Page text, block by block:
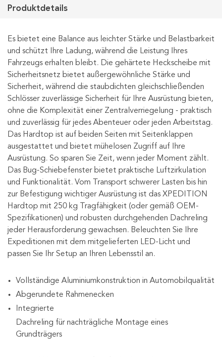
Produktdetails
Es bietet eine Balance aus leichter Stärke und Belastbarkeit
und schützt Ihre Ladung, während die Leistung Ihres
Fahrzeugs erhalten bleibt. Die gehärtete Heckscheibe mit
Sicherheitsnetz bietet außergewöhnliche Stärke und
Sicherheit, während die staubdichten gleichschließenden
Schlösser zuverlässige Sicherheit für Ihre Ausrüstung bieten,
ohne die Komplexität einer Zentralverriegelung - praktisch
und zuverlässig für jedes Abenteuer oder jeden Arbeitstag.
Das Hardtop ist auf beiden Seiten mit Seitenklappen
ausgestattet und bietet mühelosen Zugriff auf Ihre
Ausrüstung. So sparen Sie Zeit, wenn jeder Moment zählt.
Das Bug-Schiebefenster bietet praktische Luftzirkulation
und Funktionalität. Vom Transport schwerer Lasten bis hin
zur Befestigung wichtiger Ausrüstung ist das XPEDITION
Hardtop mit 250 kg Tragfähigkeit (oder gemäß OEM-
Spezifikationen) und robusten durchgehenden Dachreling
jeder Herausforderung gewachsen. Beleuchten Sie Ihre
Expeditionen mit dem mitgelieferten LED-Licht und
passen Sie Ihr Setup an Ihren Lebensstil an.
Vollständige Aluminiumkonstruktion in Automobilqualität
Abgerundete Rahmenecken
Integrierte
Dachreling für nachträgliche Montage eines
Grundträgers